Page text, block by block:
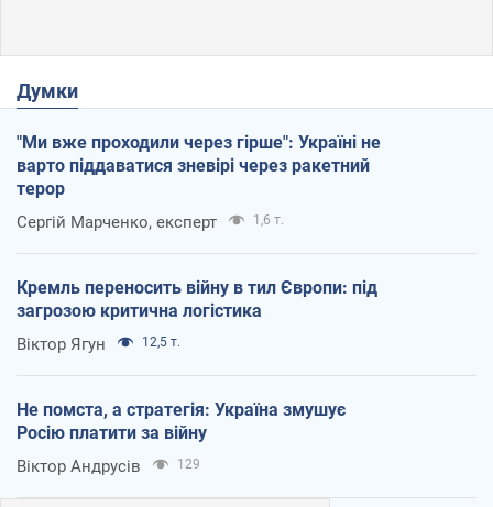
Думки
"Ми вже проходили через гірше": Україні не
варто піддаватися зневірі через ракетний
терор
Сергій Марченко, експерт 1,6 т.
Кремль переносить війну в тил Європи: під
загрозою критична логістика
Віктор Ягун 12,5 т.
Не помста, а стратегія: Україна змушує
Росію платити за війну
Віктор Андрусів 129